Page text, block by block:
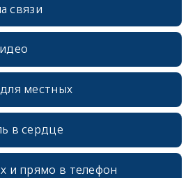
связи
местных
в сердце
и прямо в телефон